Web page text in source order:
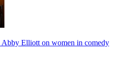
Elliott on women in comedy